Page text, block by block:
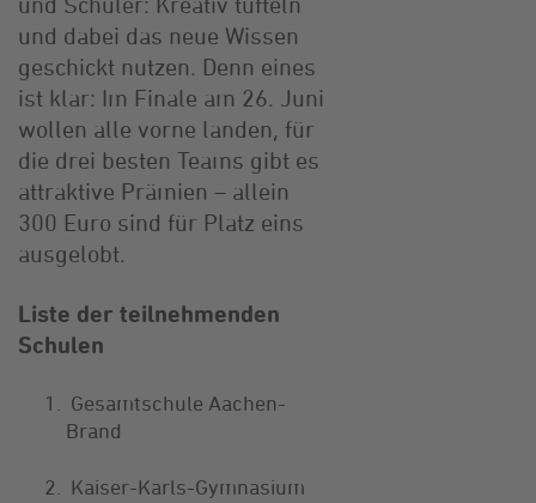
und dabei das neue Wissen
geschickt nutzen. Denn eines
ist klar: Im Finale am 26. Juni
wollen alle vorne landen, für
die drei besten Teams gibt es
attraktive Prämien – allein
300 Euro sind für Platz eins
ausgelobt.
Liste der teilnehmenden
Schulen
Gesamtschule Aachen-
Brand
Kaiser-Karls-Gymnasium